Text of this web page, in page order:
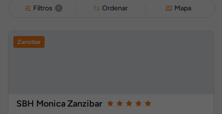
Filtros 0 Ordenar Mapa
Zanzibar
SBH Monica Zanzibar